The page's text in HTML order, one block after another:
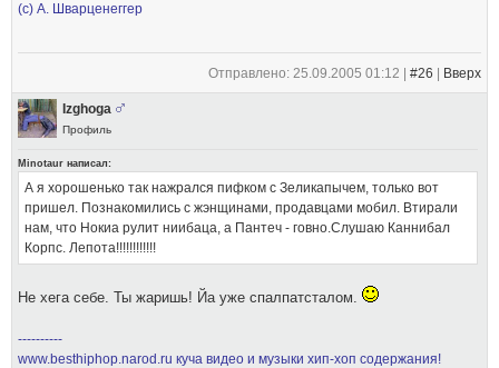
(с) А. Шварценеггер
Отправлено: 25.09.2005 01:12 | #26 Вверх
Izghoga
Профиль
Minotaur написал:
А я хорошенько так нажрался пифком с Зеликапычем, только вот
пришел. Познакомились с жэнщинами, продавцами мобил. Втирали
нам, что Нокиа рулит ниибаца, а Пантеч - говно.Слушаю Каннибал
Корпс. Лепота!!!!!!!!!!!!
Не хега себе. Ты жаришь! Йа уже спалпатсталом.
----------
www.besthiphop.narod.ru куча видео и музыки хип-хоп содержания!